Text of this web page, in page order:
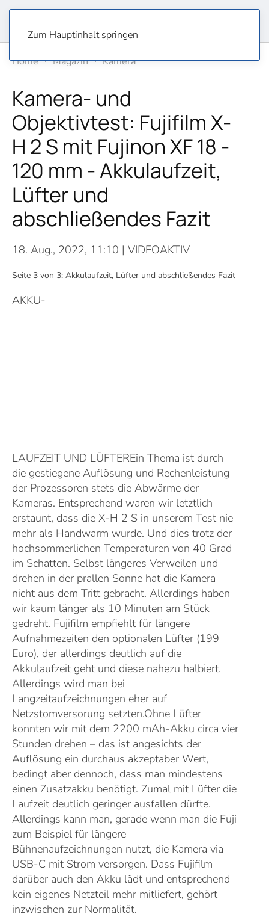
Zum Hauptinhalt springen
Home
Magazin Kamera
Kamera- und
Objektivtest: Fujifilm X-
H 2 S mit Fujinon XF 18 -
120 mm - Akkulaufzeit,
Lüfter und
abschließendes Fazit
18. Aug., 2022, 11:10 | VIDEOAKTIV
Seite 3 von 3: Akkulaufzeit, Lüfter und abschließendes Fazit
AKKU-
LAUFZEIT UND LÜFTEREin Thema ist durch
die gestiegene Auflösung und Rechenleistung
der Prozessoren stets die Abwärme der
Kameras. Entsprechend waren wir letztlich
erstaunt, dass die X-H 2 S in unserem Test nie
mehr als Handwarm wurde. Und dies trotz der
hochsommerlichen Temperaturen von 40 Grad
im Schatten. Selbst längeres Verweilen und
drehen in der prallen Sonne hat die Kamera
nicht aus dem Tritt gebracht. Allerdings haben
wir kaum länger als 10 Minuten am Stück
gedreht. Fujifilm empfiehlt für längere
Aufnahmezeiten den optionalen Lüfter (199
Euro), der allerdings deutlich auf die
Akkulaufzeit geht und diese nahezu halbiert.
Allerdings wird man bei
Langzeitaufzeichnungen eher auf
Netzstomversorung setzten.Ohne Lüfter
konnten wir mit dem 2200 mAh-Akku circa vier
Stunden drehen – das ist angesichts der
Auflösung ein durchaus akzeptaber Wert,
bedingt aber dennoch, dass man mindestens
einen Zusatzakku benötigt. Zumal mit Lüfter die
Laufzeit deutlich geringer ausfallen dürfte.
Allerdings kann man, gerade wenn man die Fuji
zum Beispiel für längere
Bühnenaufzeichnungen nutzt, die Kamera via
USB-C mit Strom versorgen. Dass Fujifilm
darüber auch den Akku lädt und entsprechend
kein eigenes Netzteil mehr mitliefert, gehört
inzwischen zur Normalität.